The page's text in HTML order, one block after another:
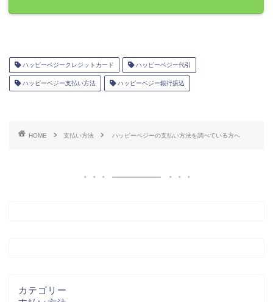
ハッピーベジークレジットカード ハッピーベジー代引
ハッピーベジー支払い方法 ハッピーベジー銀行振込
HOME 支払い方法 ハッピーベジーの支払い方法を調べている方へ
カテゴリー